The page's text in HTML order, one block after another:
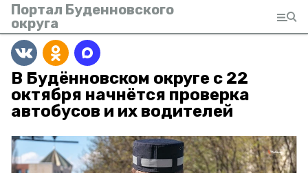
Портал Буденновского
округа
В Будённовском округе с 22
октября начнётся проверка
автобусов и их водителей